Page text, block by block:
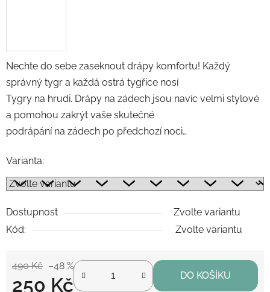
Nechte do sebe zaseknout drápy komfortu! Každý
správný tygr a každá ostrá tygřice nosí
Tygry na hrudi. Drápy na zádech jsou navíc velmi stylové
a pomohou zakrýt vaše skutečné
podrápání na zádech po předchozí noci…
Varianta:
Dostupnost
Zvolte variantu
Kód:
Zvolte variantu
490 Kč –48 %
250 Kč DO KOŠÍKU